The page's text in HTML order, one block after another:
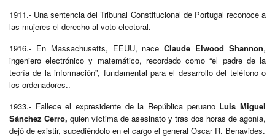
1911.- Una sentencia del Tribunal Constitucional de Portugal reconoce a
las mujeres el derecho al voto electoral.
1916.- En Massachusetts, EEUU, naceClaude Elwood Shannon,
ingeniero electrónico y matemático, recordado como “el padre de la
teoría de la información”, fundamental para el desarrollo del teléfono o
los ordenadores..
1933.- Fallece el expresidente de la República peruanoLuis Miguel
Sánchez Cerro, quien víctima de asesinato y tras dos horas de agonía,
dejó de existir, sucediéndolo en el cargo el general Oscar R. Benavides.